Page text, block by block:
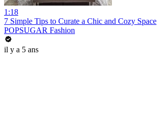
1:18
7 Simple Tips to Curate a Chic and Cozy Space
POPSUGAR Fashion
il y a 5 ans